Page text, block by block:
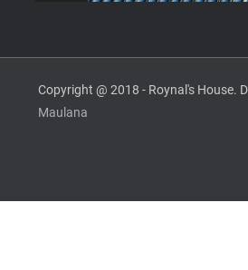
Copyright @ 2018 - Roynal's House.
Maulana